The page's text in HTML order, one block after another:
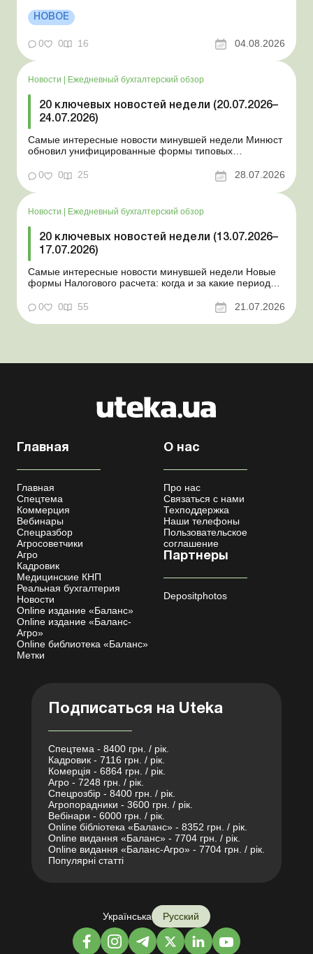
положении Для сельхозпредприятий и ФЛП введены
новые разовые статистические формы Со 2 августа
изменяется порядок зачисления отдельных периодов
работы в стр...
НОВОЕ
0 0 16 04.08.2026
Новости Ежедневный бухгалтерский обзор
20 ключевых новостей недели (20.07.2026–
24.07.2026)
Самые интересные новости минувшей недели Минюст
обновил унифицированные формы типовых
новость о создании координационного центра по
статус «в розыске»: что нужно знать работодателям
Закон о ВПЛ: ка...
0 0 25 28.07.2026
Новости | Ежедневный бухгалтерский обзор
20 ключевых новостей недели (13.07.2026–
17.07.2026)
Самые интересные новости минувшей недели Новые
формы Налогового расчета: когда и за какие периоды
переоформления отсрочки от призыва во время
Координационный центр по организации
0 0 55 21.07.2026
Главная
Главная
Спецтема
Коммерция
Вебинары
Спецразбор
Агросоветчики
Агро
Кадровик
Медицинские КНП
Реальная бухгалтерия
Новости
Online издание «Баланс»
Online издание «Баланс-
Агро»
Online библиотека «Баланс»
Метки
О нас
Про нас
Связаться с нами
Техподдержка
Наши телефоны
Пользовательское
соглашение
Партнеры
Depositphotos
Подписаться на Uteka
Спецтема - 8400 грн. / рік.
Кадровик - 7116 грн. / рік.
Комерція - 6864 грн. / рік.
Агро - 7248 грн. / рік.
Спецрозбір - 8400 грн. / рік.
Агропорадники - 3600 грн. / рік.
Вебінари - 6000 грн. / рік.
Online бібліотека «Баланс» - 8352 грн. / рік.
Online видання «Баланс» - 7704 грн. / рік.
Online видання «Баланс-Агро» - 7704 грн. / рік.
Популярні статті
Українська Русский